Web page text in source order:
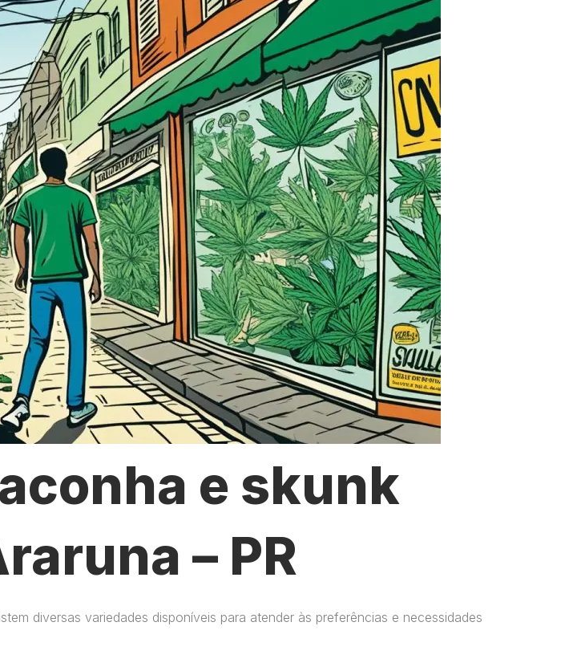
e skunk
– PR
diversas variedades disponíveis para atender às preferências e necessidades